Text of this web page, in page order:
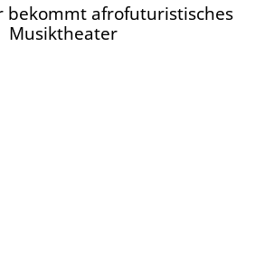
bekommt afrofuturistisches
Musiktheater